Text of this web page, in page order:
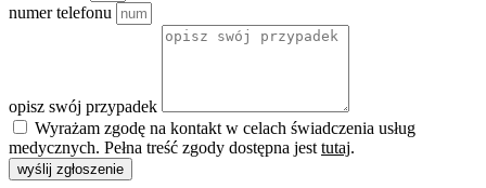
numer telefonu
opisz swój przypadek
Wyrażam zgodę na kontakt w celach świadczenia usług
medycznych. Pełna treść zgody dostępna jest tutaj.
wyślij zgłoszenie